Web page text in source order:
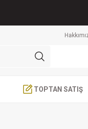
TOPTAN SATIŞ